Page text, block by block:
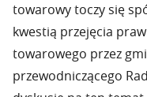
towarowy toczy się
kwestią przejęcia
towarowego przez
przewodniczącego